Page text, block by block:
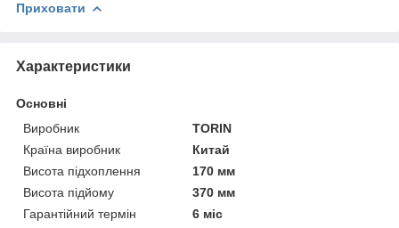
Приховати
Характеристики
Основні
Виробник
TORIN
Країна виробник
Китай
Висота підхоплення
170 мм
Висота підйому
370 мм
Гарантійний термін
6 міс